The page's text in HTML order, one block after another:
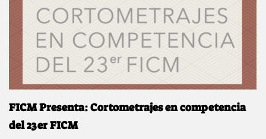
FICM Presenta: Cortometrajes en competencia
del 23er FICM